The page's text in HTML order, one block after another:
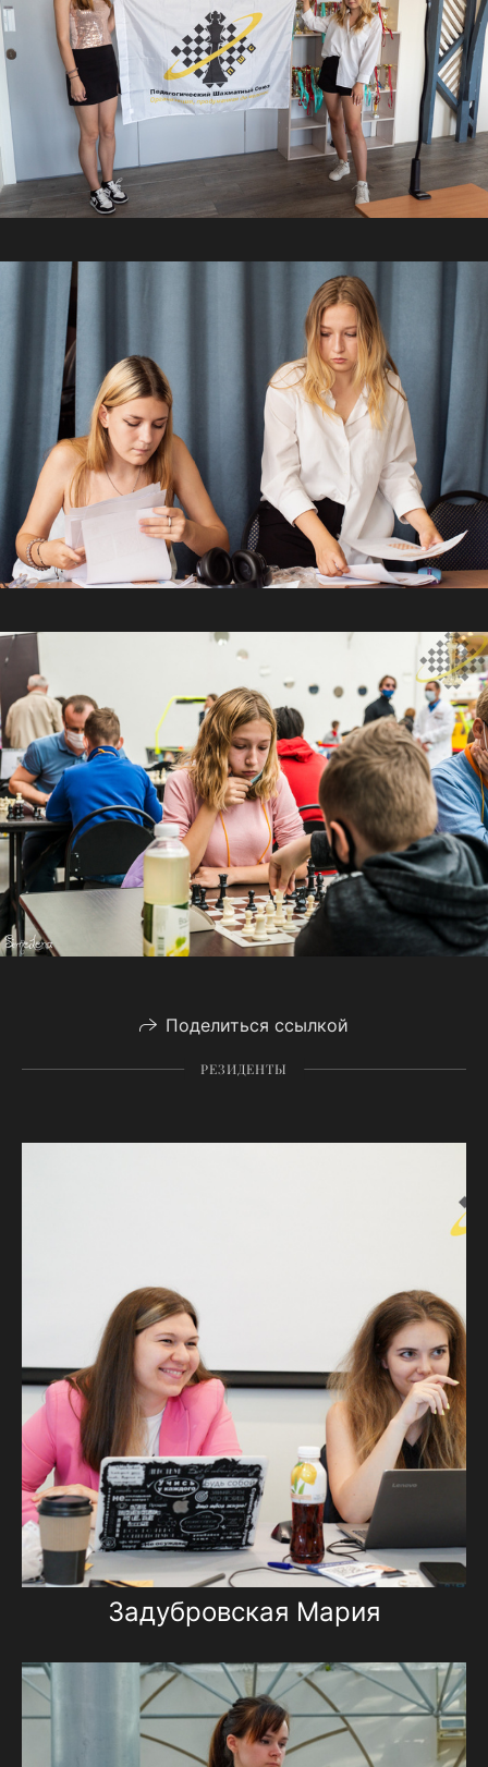
Поделиться ссылкой
РЕЗИДЕНТЫ
Задубровская Мария